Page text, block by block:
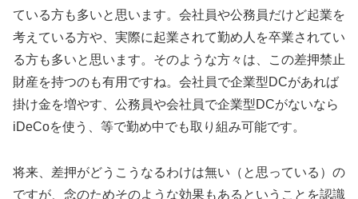
ている方も多いと思います。会社員や公務員だけど起業を
考えている方や、実際に起業されて勤め人を卒業されてい
る方も多いと思います。そのような方々は、この差押禁止
財産を持つのも有用ですね。会社員で企業型DCがあれば
掛け金を増やす、公務員や会社員で企業型DCがないなら
iDeCoを使う、等で勤め中でも取り組み可能です。
将来、差押がどうこうなるわけは無い（と思っている）の
ですが、念のためそのような効果もあるということを認識